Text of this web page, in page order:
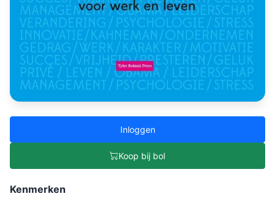
Inloggen
Koop bij bol
Kenmerken